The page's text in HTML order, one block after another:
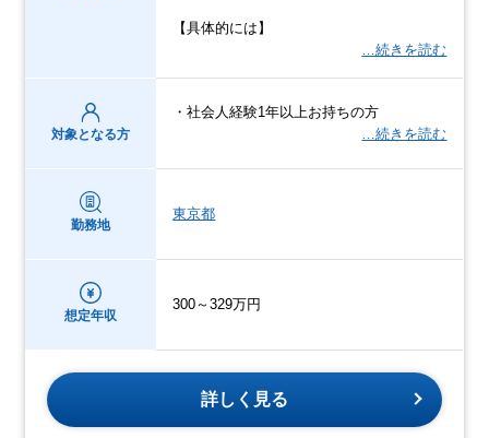
【具体的には】
…続きを読む
対象となる方
・社会人経験1年以上お持ちの方
…続きを読む
勤務地
東京都
想定年収
300～329万円
詳しく見る